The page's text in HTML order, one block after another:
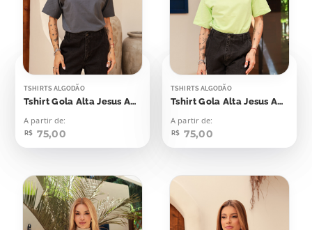
TSHIRTS ALGODÃO
Tshirt Gola Alta Jesus Aplicação
A partir de:
R$ 75,00
TSHIRTS ALGODÃO
Tshirt Gola Alta Jesus Aplicação
A partir de:
R$ 75,00